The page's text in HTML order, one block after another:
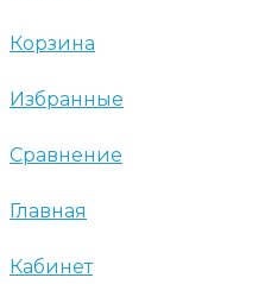
Корзина
Избранные
Сравнение
Главная
Кабинет